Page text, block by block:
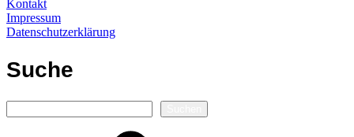
Kontakt
Impressum
Datenschutzerklärung
Suche